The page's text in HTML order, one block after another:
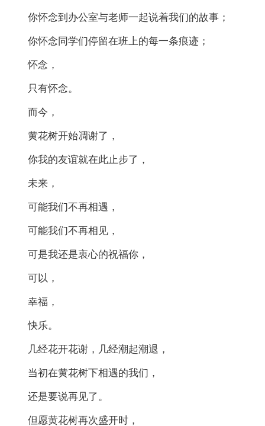
你怀念到办公室与老师一起说着我们的故事；
你怀念同学们停留在班上的每一条痕迹；
怀念，
只有怀念。
而今，
黄花树开始凋谢了，
你我的友谊就在此止步了，
未来，
可能我们不再相遇，
可能我们不再相见，
可是我还是衷心的祝福你，
可以，
幸福，
快乐。
几经花开花谢，几经潮起潮退，
当初在黄花树下相遇的我们，
还是要说再见了。
但愿黄花树再次盛开时，